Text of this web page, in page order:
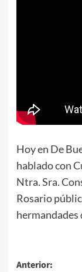
Hoy en De
hablado con
Ntra. Sra.
Rosario
hermandades
Anterior: